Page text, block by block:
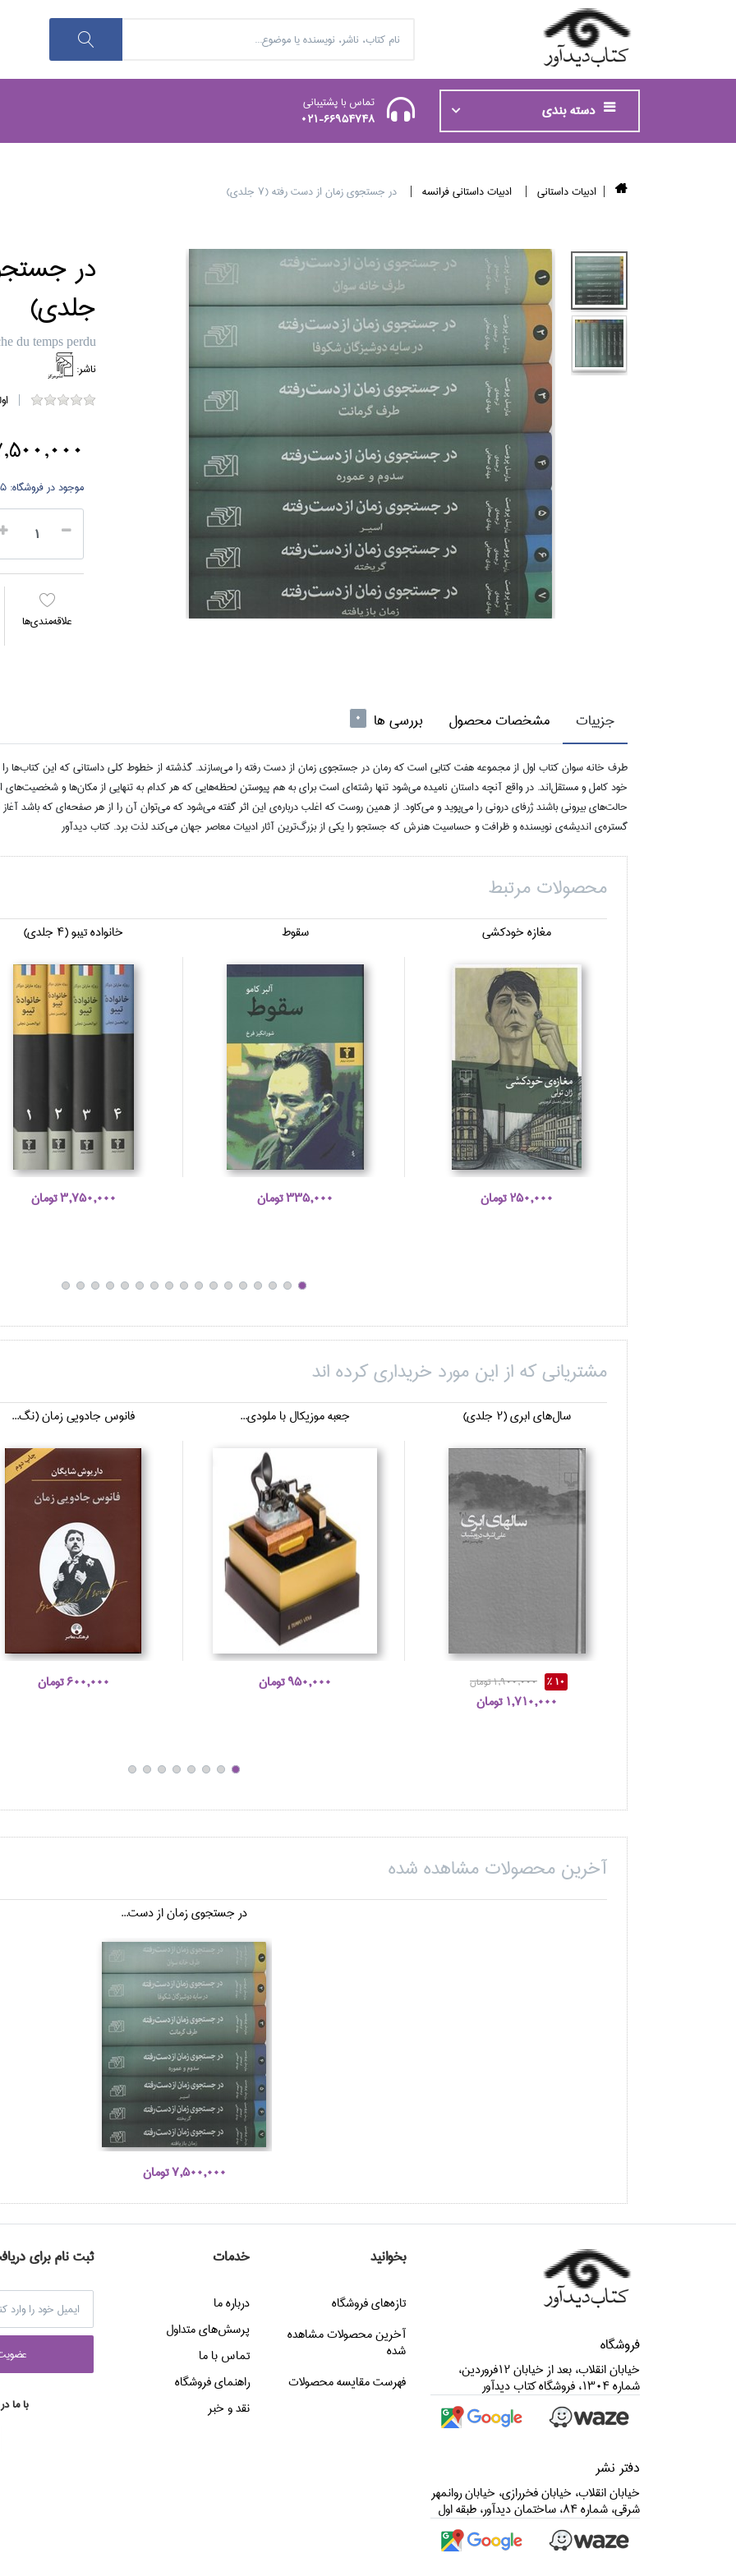
دسته بندی
تماس با پشتیبانی
021-66954748
ادبيات داستاني ادبيات داستاني فرانسه در جستجوي زمان از دست رفته (7 جلدي)
جلدي)
du temps perdu
ناشر:
7,500,000
موجود در فروشگاه:5 جلد
علاقه‌مندي‌ها
جزییات مشخصات محصول بررسی ها 0
طرف خانه سوان كتاب اول از مجموعه‌ هفت كتابي است كه رمان در جستجوي زمان از دست رفته را مي‌سازند. گذشته از خطوط كلي داستاني كه اين كتاب‌ها را
خود كامل و مستقل‌اند. در واقع آنچه داستان ناميده‌ مي‌شود تنها رشته‌اي است براي به هم پيوستن لحظه‌هايي كه هر كدام به تنهايي از مكان‌ها و
حالت‌هاي بيروني باشند ژرفاي دروني را مي‌پويد و مي‌كاود. از همين روست كه اغلب درباره‌ي اين اثر گفته مي‌شود كه مي‌توان آن را از هر صفحه‌اي كه باشد
گستره‌ي انديشه‌ي نويسنده و ظرافت و حساسيت هنرش كه جستجو را يكي از بزرگ‌ترين آثار ادبيات معاصر جهان مي‌كند لذت برد. كتاب ديدآور
محصولات مرتبط
مغازه خودكشي
250,000 تومان
سقوط
335,000 تومان
خانواده تيبو (4 جلدي)
3,750,000 تومان
مشتریانی که از این مورد خریداری کرده اند
سال‌هاي ابري (2 جلدي)
10 % 1,900,000 تومان
1,710,000 تومان
جعبه موزيكال با ملودي...
950,000 تومان
فانوس جادويي زمان (نگ...
600,000 تومان
آخرین محصولات مشاهده شده
در جستجوي زمان از دست...
7,500,000 تومان
فروشگاه
خيابان انقلاب، بعد از خيابان 12فروردين،
شماره 1304، فروشگاه كتاب ديدآور
دفتر نشر
خيابان انقلاب، خيابان فخررازي، خيابان روانمهر
شرقي، شماره 84، ساختمان ديدآور، طبقه اول
بخوانید
تازه‌هاي فروشگاه
آخرین محصولات مشاهده
شده
فهرست مقایسه محصولات
خدمات
درباره ما
پرسش‌هاي متداول
تماس با ما
راهنماي فروشگاه
نقد و خبر
ثبت نام برای
با ما